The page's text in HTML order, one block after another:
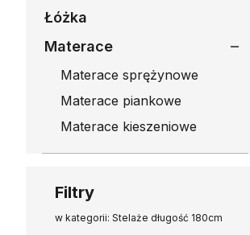
Łóżka
Materace
Materace sprężynowe
Materace piankowe
Materace kieszeniowe
Filtry
w kategorii: Stelaże długość 180cm